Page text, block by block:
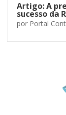
Artigo: A
sucesso da
por Portal